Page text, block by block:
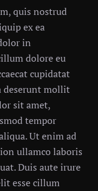
quis nostrud
ex ea
in
dolore eu
cupidatat
deserunt mollit
sit amet,
tempor
Ut enim ad
ullamco laboris
Duis aute irure
esse cillum